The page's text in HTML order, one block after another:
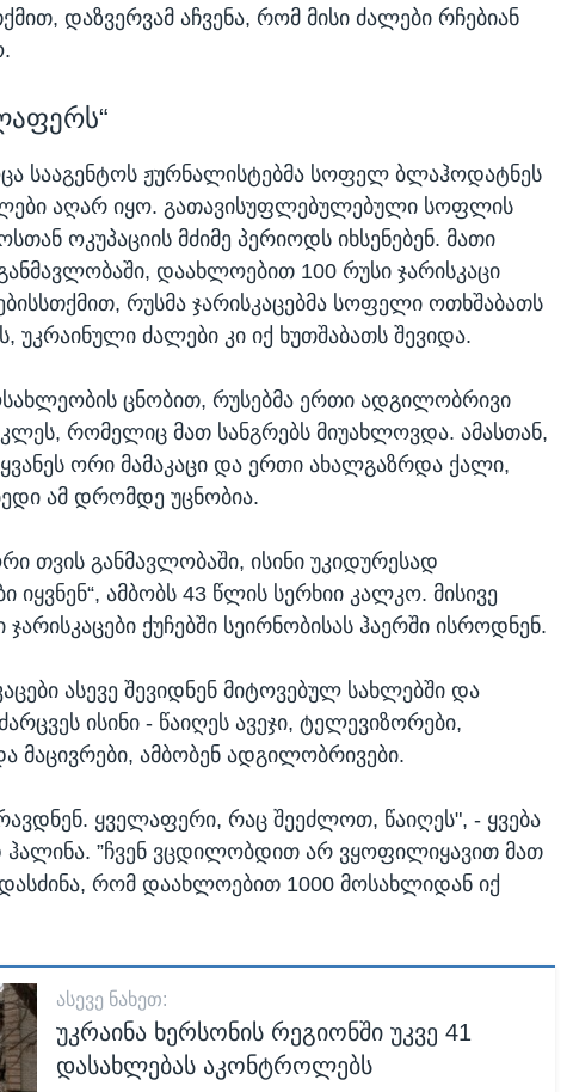
დაზვერვამ აჩვენა, რომ მისი ძალები რჩებიან
სააგენტოს ჟურნალისტებმა სოფელ ბლაჰოდატნეს
აღარ იყო. გათავისუფლებულებული სოფლის
ოკუპაციის მძიმე პერიოდს იხსენებენ. მათი
დაახლოებით 100 რუსი ჯარისკაცი
რუსმა ჯარისკაცებმა სოფელი ოთხშაბათს
ძალები კი იქ ხუთშაბათს შევიდა.
ცნობით, რუსებმა ერთი ადგილობრივი
რომელიც მათ სანგრებს მიუახლოვდა. ამასთან,
ორი მამაკაცი და ერთი ახალგაზრდა ქალი,
ამ დრომდე უცნობია.
თვის განმავლობაში, ისინი უკიდურესად
იყვნენ“, ამბობს 43 წლის სერხიი კალკო. მისივე
ქუჩებში სეირნობისას ჰაერში ისროდნენ.
ასევე შევიდნენ მიტოვებულ სახლებში და
ისინი - წაიღეს ავეჯი, ტელევიზორები,
მაცივრები, ამბობენ ადგილობრივები.
ყველაფერი, რაც შეეძლოთ, წაიღეს", - ყვება
”ჩვენ ვცდილობდით არ ვყოფილიყავით მათ
რომ დაახლოებით 1000 მოსახლიდან იქ
ᲐᲡᲔᲕᲔ ᲜᲐᲮᲔᲗ:
უკრაინა ხერსონის რეგიონში უკვე 41
დასახლებას აკონტროლებს